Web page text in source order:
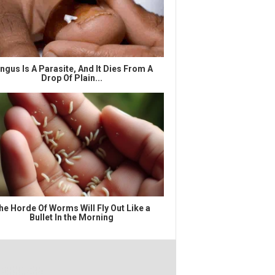
Is A Parasite, And It Dies From A
Drop Of Plain...
Horde Of Worms Will Fly Out Like a
Bullet In the Morning